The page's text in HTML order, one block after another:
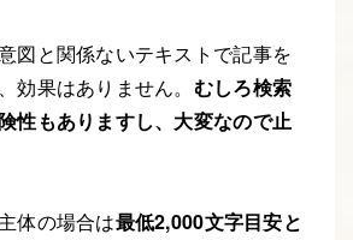
図と関係ないテキストで記事を
効果はありません。 むしろ検索
性もありますし、大変なので止
体の場合は最低2,000文字目安と